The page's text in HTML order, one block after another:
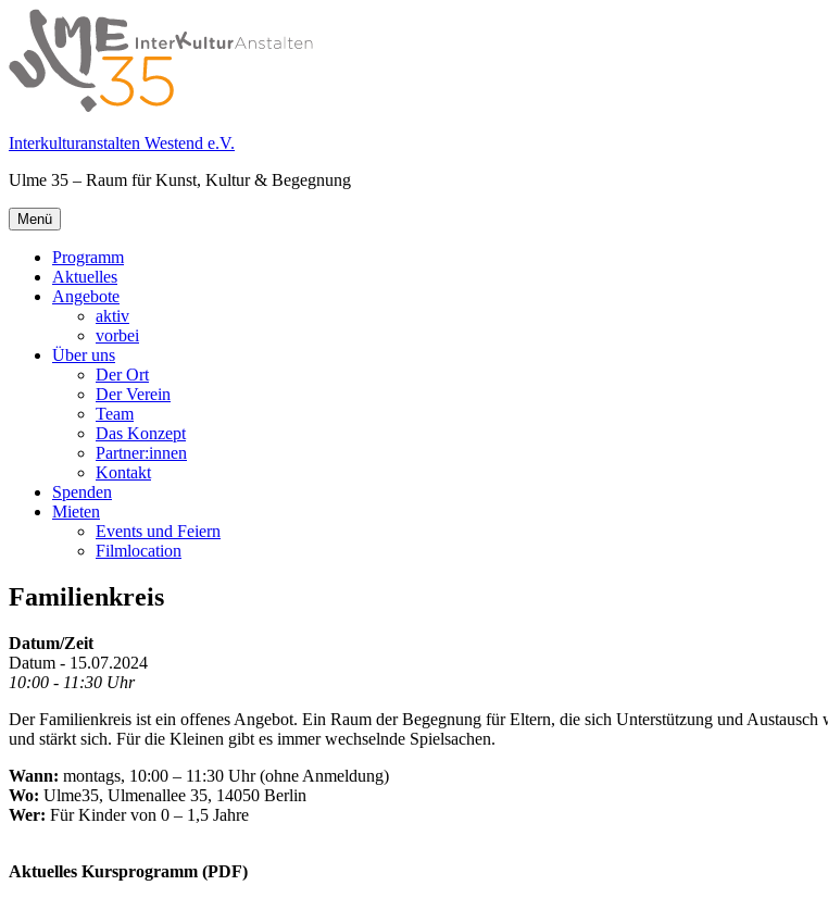
Springe
zum
Inhalt
Interkulturanstalten Westend e.V.
Ulme 35 – Raum für Kunst, Kultur & Begegnung
Primäres
Menü
Menü
Programm
Aktuelles
Angebote
aktiv
vorbei
Über uns
Der Ort
Der Verein
Team
Das Konzept
Partner:innen
Kontakt
Spenden
Mieten
Events und Feiern
Filmlocation
Familienkreis
Datum/Zeit
Datum - 15.07.2024
10:00 - 11:30 Uhr
Der Familienkreis ist ein offenes Angebot. Ein Raum der Begegnung für Eltern, die sich Unterstützung und
und stärkt sich. Für die Kleinen gibt es immer wechselnde Spielsachen.
Wann: montags, 10:00 – 11:30 Uhr (ohne Anmeldung)
Wo: Ulme35, Ulmenallee 35, 14050 Berlin
Wer: Für Kinder von 0 – 1,5 Jahre
Aktuelles Kursprogramm (PDF)